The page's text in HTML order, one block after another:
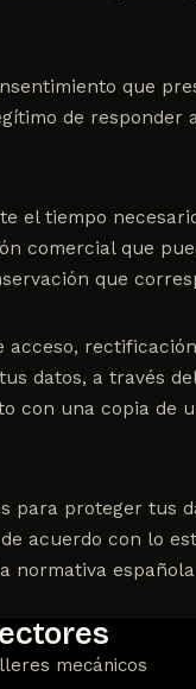
que
de responder
el tiempo
comercial que
que
acceso,
datos, a través
con una copia de
para proteger tus
acuerdo con lo
normativa
mecánicos